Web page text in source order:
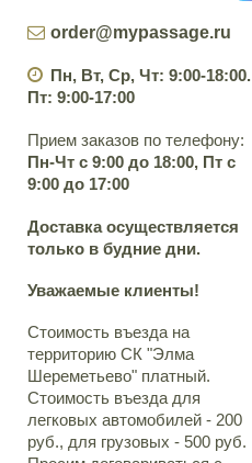
order@mypassage.ru
Пн, Вт, Ср, Чт: 9:00-18:00.
Пт: 9:00-17:00
Прием заказов по телефону:
Пн-Чт с 9:00 до 18:00, Пт с
9:00 до 17:00
Доставка осуществляется
только в будние дни.
Уважаемые клиенты!
Стоимость въезда на
территорию СК "Элма
Шереметьево" платный.
Стоимость въезда для
легковых автомобилей - 200
руб., для грузовых - 500 руб.